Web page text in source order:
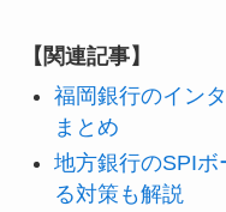
【関連記事】
福岡銀行のイン
まとめ
地方銀行のSPI
る対策も解説